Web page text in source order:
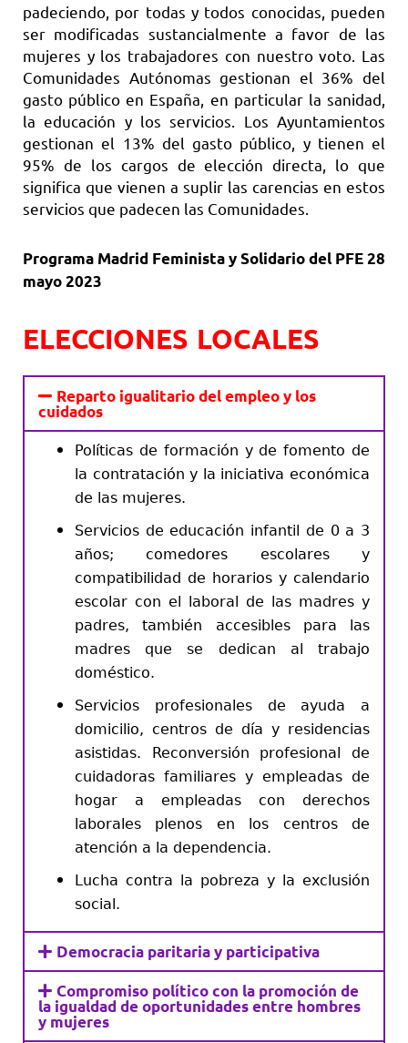
padeciendo, por todas y todos conocidas, pueden
ser modificadas sustancialmente a favor de las
mujeres y los trabajadores con nuestro voto. Las
Comunidades Autónomas gestionan el 36% del
gasto público en España, en particular la sanidad,
la educación y los servicios. Los Ayuntamientos
gestionan el 13% del gasto público, y tienen el
95% de los cargos de elección directa, lo que
significa que vienen a suplir las carencias en estos
servicios que padecen las Comunidades.
Programa Madrid Feminista y Solidario del PFE 28
mayo 2023
ELECCIONES LOCALES
Reparto igualitario del empleo y los
cuidados
Políticas de formación y de fomento de
la contratación y la iniciativa económica
de las mujeres.
Servicios de educación infantil de 0 a 3
años; comedores escolares y
compatibilidad de horarios y calendario
escolar con el laboral de las madres y
padres, también accesibles para las
madres que se dedican al trabajo
doméstico.
Servicios profesionales de ayuda a
domicilio, centros de día y residencias
asistidas. Reconversión profesional de
cuidadoras familiares y empleadas de
hogar a empleadas con derechos
laborales plenos en los centros de
atención a la dependencia.
Lucha contra la pobreza y la exclusión
social.
Democracia paritaria y participativa
Compromiso político con la promoción de
la igualdad de oportunidades entre hombres
y mujeres